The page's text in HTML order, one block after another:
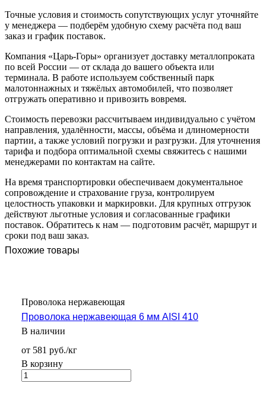
Точные условия и стоимость сопутствующих услуг уточняйте
у менеджера — подберём удобную схему расчёта под ваш
заказ и график поставок.
Компания «Царь-Горы» организует доставку металлопроката
по всей России — от склада до вашего объекта или
терминала. В работе используем собственный парк
малотоннажных и тяжёлых автомобилей, что позволяет
отгружать оперативно и привозить вовремя.
Стоимость перевозки рассчитываем индивидуально с учётом
направления, удалённости, массы, объёма и длиномерности
партии, а также условий погрузки и разгрузки. Для уточнения
тарифа и подбора оптимальной схемы свяжитесь с нашими
менеджерами по контактам на сайте.
На время транспортировки обеспечиваем документальное
сопровождение и страхование груза, контролируем
целостность упаковки и маркировки. Для крупных отгрузок
действуют льготные условия и согласованные графики
поставок. Обратитесь к нам — подготовим расчёт, маршрут и
сроки под ваш заказ.
Похожие товары
Проволока нержавеющая
Проволока нержавеющая 6 мм AISI 410
В наличии
от 581 руб./кг
В корзину